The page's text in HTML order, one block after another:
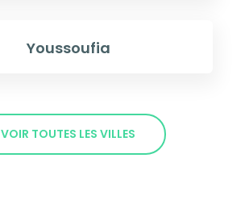
Youssoufia
VOIR TOUTES LES VILLES